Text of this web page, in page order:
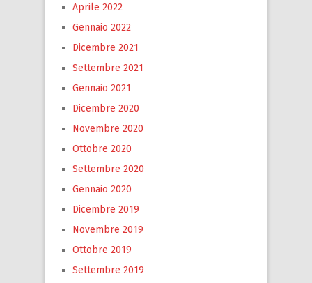
Aprile 2022
Gennaio 2022
Dicembre 2021
Settembre 2021
Gennaio 2021
Dicembre 2020
Novembre 2020
Ottobre 2020
Settembre 2020
Gennaio 2020
Dicembre 2019
Novembre 2019
Ottobre 2019
Settembre 2019